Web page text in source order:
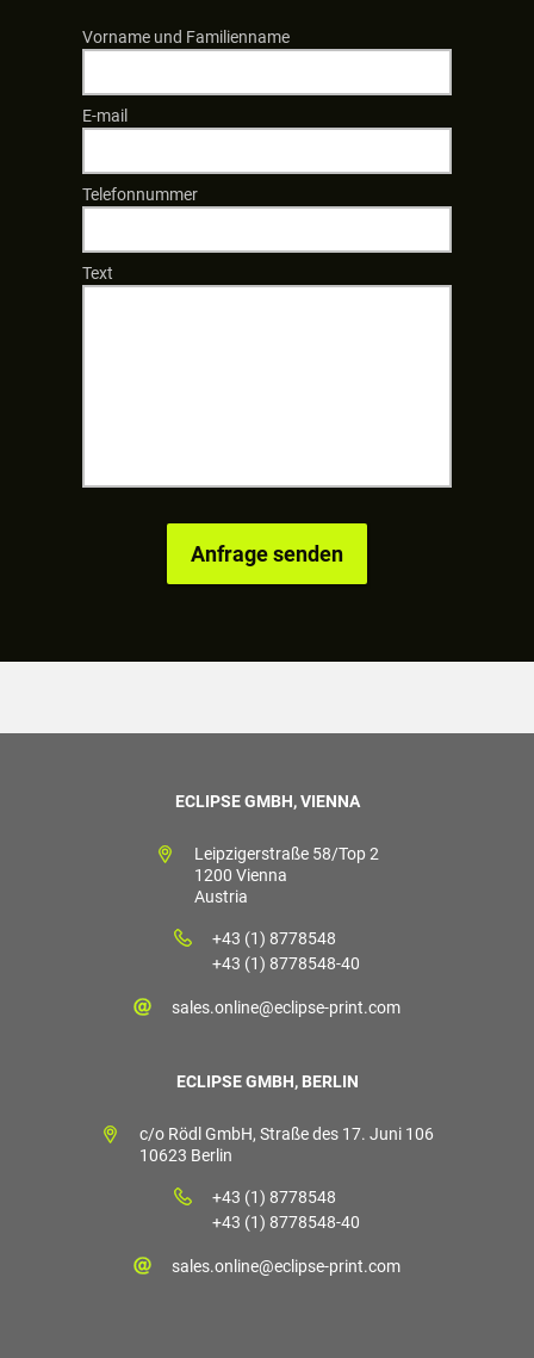
Vorname und Familienname
E-mail
Telefonnummer
Text
ECLIPSE GMBH, VIENNA
Leipzigerstraße 58/Top 2
1200 Vienna
Austria
+43 (1) 8778548
+43 (1) 8778548-40
sales.online@eclipse-print.com
ECLIPSE GMBH, BERLIN
c/o Rödl GmbH, Straße des 17. Juni 106
10623 Berlin
+43 (1) 8778548
+43 (1) 8778548-40
sales.online@eclipse-print.com